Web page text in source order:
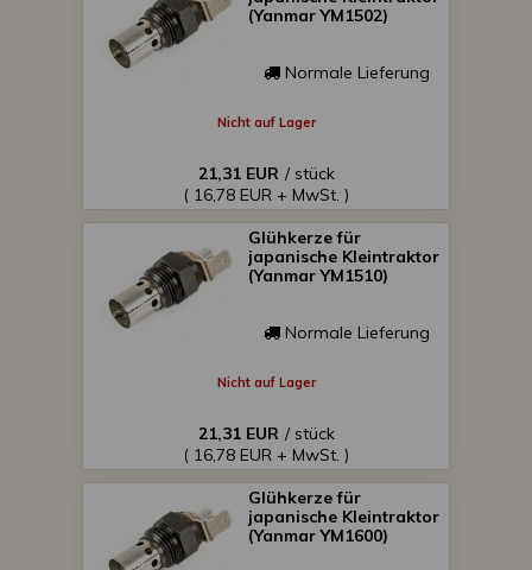
(Yanmar YM1502)
Normale Lieferung
Nicht auf Lager
21,31 EUR / stück
( 16,78 EUR + MwSt. )
Glühkerze für
japanische Kleintraktor
(Yanmar YM1510)
Normale Lieferung
Nicht auf Lager
21,31 EUR / stück
( 16,78 EUR + MwSt. )
Glühkerze für
japanische Kleintraktor
(Yanmar YM1600)